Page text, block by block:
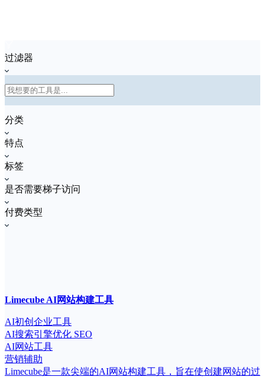
过滤器
分类
特点
标签
是否需要梯子访问
付费类型
Limecube AI网站构建工具
AI初创企业工具
AI搜索引擎优化 SEO
AI网站工具
营销辅助
Limecube是一款尖端的AI网站构建工具，旨在使创建网站的过